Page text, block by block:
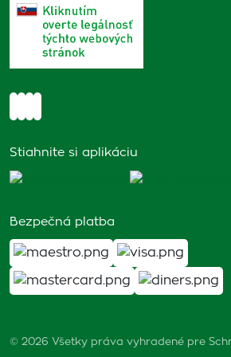
Stiahnite si aplikáciu
Bezpečná platba
© 2026 Všetky práva vyhradené pre